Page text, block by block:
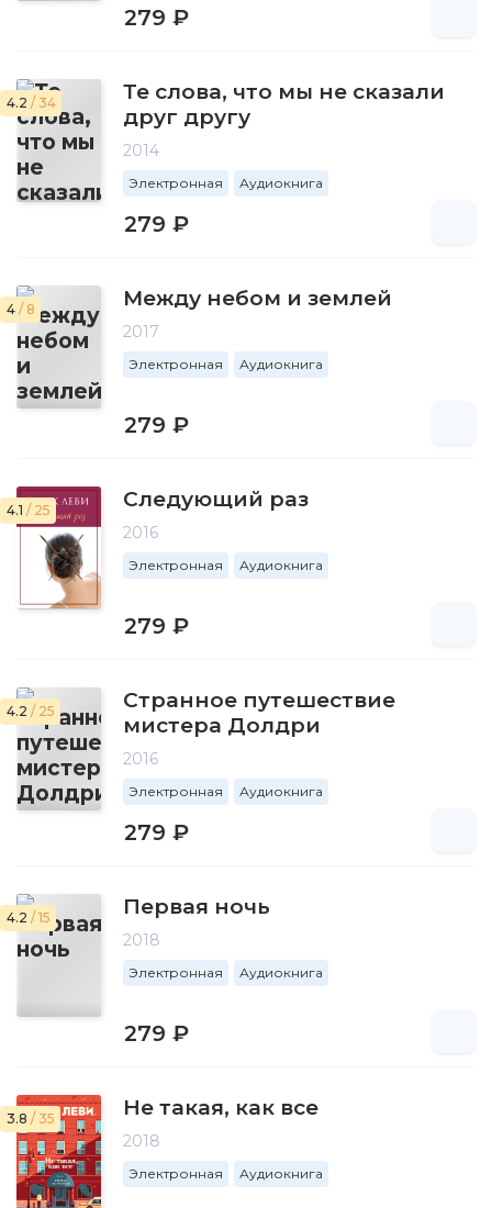
279 ₽
4.2 / 34
Те слова, что мы не сказали
друг другу
2014
Электронная Аудиокнига
279 ₽
4 / 8 Между небом и землей
2017
Электронная Аудиокнига
279 ₽
4.1 / 25 Следующий раз
2016
Электронная Аудиокнига
279 ₽
4.2 / 25
Странное путешествие
мистера Долдри
2016
Электронная Аудиокнига
279 ₽
4.2 / 15 Первая ночь
2018
Электронная Аудиокнига
279 ₽
3.8 / 35 Не такая, как все
2018
Электронная Аудиокнига